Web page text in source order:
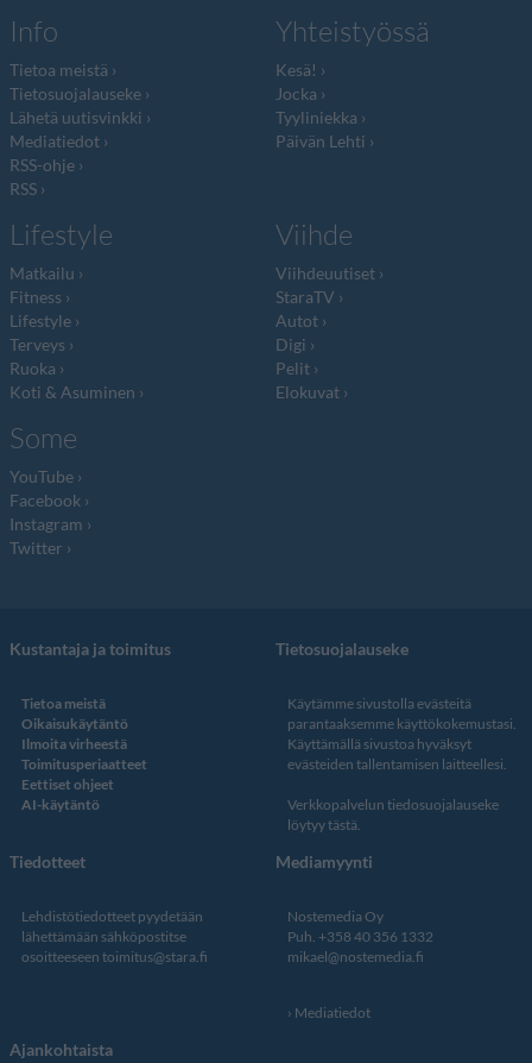
Info
Tietoa meistä
Tietosuojalauseke
Lähetä uutisvinkki
Mediatiedot
RSS-ohje
RSS
Yhteistyössä
Kesä!
Jocka
Tyyliniekka
Päivän Lehti
Lifestyle
Matkailu
Fitness
Lifestyle
Terveys
Ruoka
Koti & Asuminen
Viihde
Viihdeuutiset
StaraTV
Autot
Digi
Pelit
Elokuvat
Some
YouTube
Facebook
Instagram
Twitter
Kustantaja ja toimitus
Tietoa meistä
Oikaisukäytäntö
Ilmoita virheestä
Toimitusperiaatteet
Eettiset ohjeet
AI-käytäntö
Tietosuojalauseke
Käytämme sivustolla evästeitä
parantaaksemme käyttökokemustasi.
Käyttämällä sivustoa hyväksyt
evästeiden tallentamisen laitteellesi.
Verkkopalvelun tiedosuojalauseke
löytyy tästä.
Tiedotteet
Lehdistötiedotteet pyydetään
lähettämään sähköpostitse
osoitteeseen toimitus@stara.fi
Mediamyynti
Nostemedia Oy
Puh. +358 40 356 1332
mikael@nostemedia.fi
Mediatiedot
Ajankohtaista